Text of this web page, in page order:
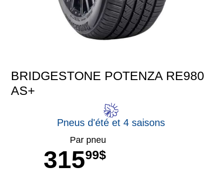
BRIDGESTONE POTENZA RE980
AS+
Pneus d'été et 4 saisons
Par pneu
31599$